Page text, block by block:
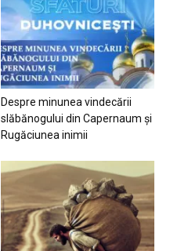
Despre minunea vindecării
slăbănogului din Capernaum și
Rugăciunea inimii